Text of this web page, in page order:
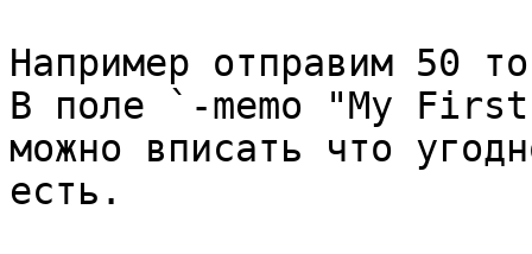
Например отправим 50
В поле `-memo "My
можно вписать что
есть.